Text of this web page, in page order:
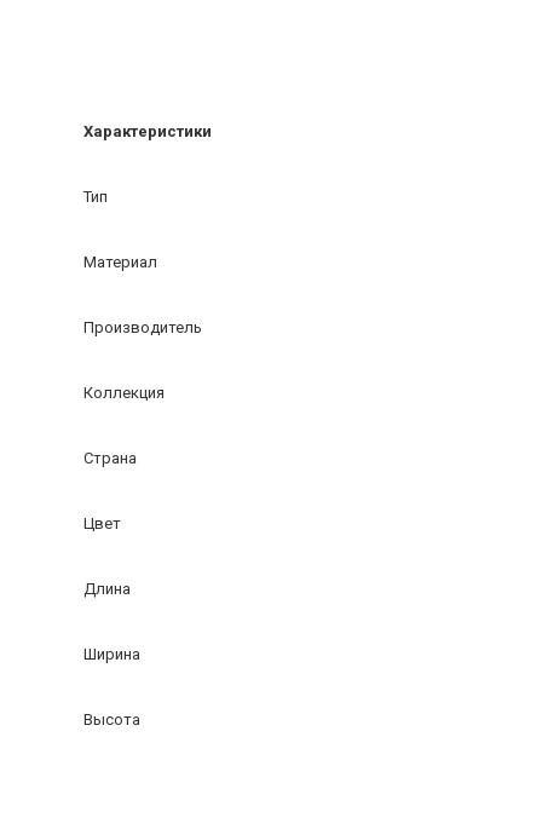
Характеристики
Тип
Материал
Производитель
Коллекция
Страна
Цвет
Длина
Ширина
Высота